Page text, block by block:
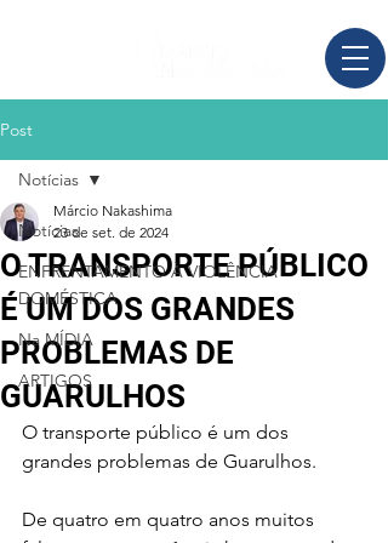
Post
Notícias
ENFRENTAMENTO À VIOLÊNCIA
DOMÉSTICA
Na MÍDIA
ARTIGOS
Notícias
O TRANSPORTE PÚBLICO
É UM DOS GRANDES
PROBLEMAS DE
GUARULHOS
Márcio Nakashima
23 de set. de 2024
O transporte público é um dos
grandes problemas de Guarulhos.
De quatro em quatro anos muitos